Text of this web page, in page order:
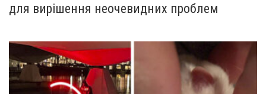
для вирішення неочевидних проблем